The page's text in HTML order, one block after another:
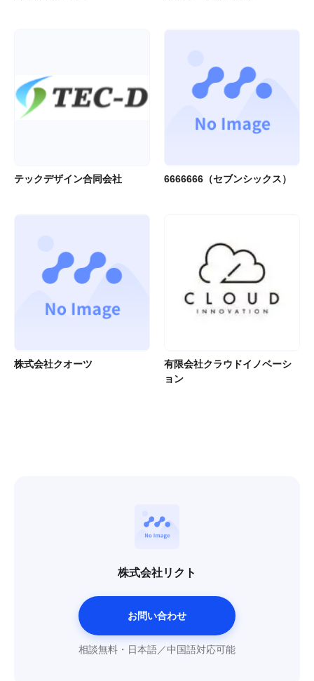
テックデザイン合同会社 6666666（セブンシックス）
株式会社クオーツ
有限会社クラウドイノベーシ
ョン
株式会社リクト
お問い合わせ
相談無料・日本語／中国語対応可能